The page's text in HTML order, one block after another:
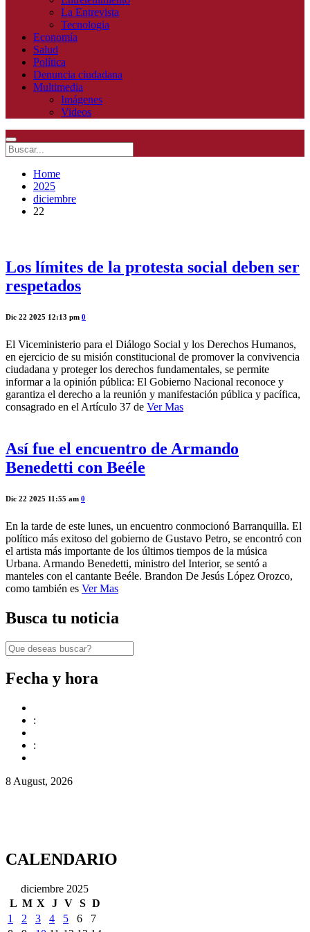
La Entrevista
Tecnologia
Economía
Salud
Política
Denuncia ciudadana
Multimedia
Imágenes
Videos
Home
2025
diciembre
22
Los límites de la protesta social deben ser
respetados
Dic 22 2025 12:13 pm 0
El Viceministerio para el Diálogo Social y los Derechos Humanos,
en ejercicio de su misión constitucional de promover la convivencia
ciudadana y proteger los derechos fundamentales, se permite
informar a la opinión pública: El Gobierno Nacional reconoce y
garantiza el derecho a la reunión y manifestación pública y pacífica,
consagrado en el Artículo 37 de Ver Mas
Así fue el encuentro de Armando
Benedetti con Beéle
Dic 22 2025 11:55 am 0
En la tarde de este lunes, un encuentro conmocionó Barranquilla. El
político más exitoso del gobierno de Gustavo Petro, se encontró con
el artista más importante de los últimos tiempos de la música
Urbana. Armando Benedetti, ministro del Interior, se sentó a
manteles con el cantante Beéle. Brandon De Jesús López Orozco,
como también es Ver Mas
Busca tu noticia
Fecha y hora
:
:
8 August, 2026
CALENDARIO
diciembre 2025
L M X J V S D
1
2 3 4 5 6
7